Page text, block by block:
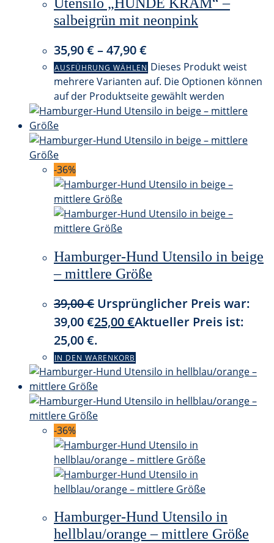
salbeigrün mit neonpink
35,90€ –47,90€
AUSFÜHRUNG WÄHLEN Dieses Produkt weist
mehrere Varianten auf. Die Optionen können
auf der Produktseite gewählt werden
-36%
Hamburger-Hund Utensilo in beige
– mittlere Größe
39,00€ Ursprünglicher Preis war:
39,00 €25,00€Aktueller Preis ist:
25,00 €.
IN DEN WARENKORB
-36%
Hamburger-Hund Utensilo in
hellblau/orange – mittlere Größe